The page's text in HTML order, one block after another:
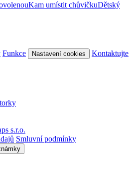
Kam umístit chůvičkuDětský
Funkce Nastavení cookies
Kontaktujte
s.r.o.
Smluvní podmínky